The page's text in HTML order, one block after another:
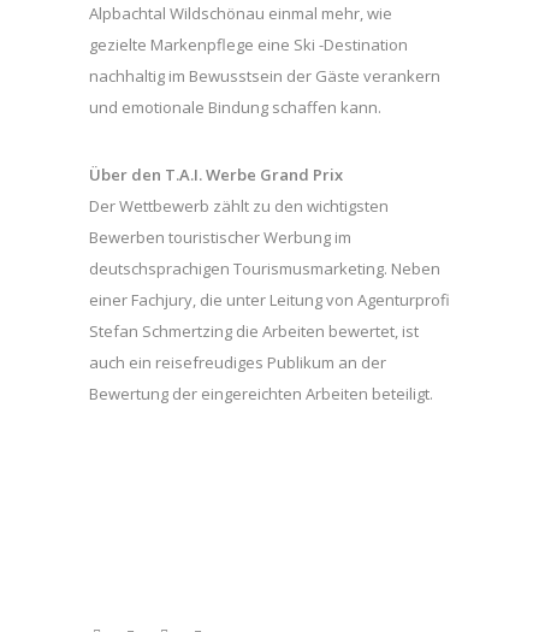
Alpbachtal Wildschönau einmal mehr, wie
gezielte Markenpflege eine Ski -Destination
nachhaltig im Bewusstsein der Gäste verankern
und emotionale Bindung schaffen kann.
Über den T.A.I. Werbe Grand Prix
Der Wettbewerb zählt zu den wichtigsten
Bewerben touristischer Werbung im
deutschsprachigen Tourismusmarketing. Neben
einer Fachjury, die unter Leitung von Agenturprofi
Stefan Schmertzing die Arbeiten bewertet, ist
auch ein reisefreudiges Publikum an der
Bewertung der eingereichten Arbeiten beteiligt.